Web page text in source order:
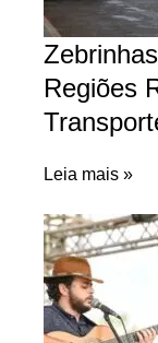
Regiões
Leia mais »